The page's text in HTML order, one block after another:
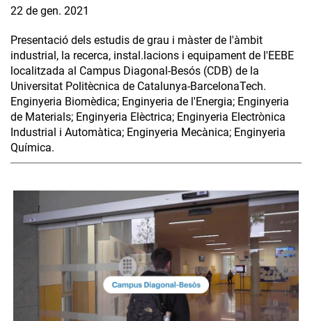
22 de gen. 2021
Presentació dels estudis de grau i màster de l'àmbit
industrial, la recerca, instal.lacions i equipament de l'EEBE
localitzada al Campus Diagonal-Besós (CDB) de la
Universitat Politècnica de Catalunya-BarcelonaTech.
Enginyeria Biomèdica; Enginyeria de l'Energia; Enginyeria
de Materials; Enginyeria Elèctrica; Enginyeria Electrònica
Industrial i Automàtica; Enginyeria Mecànica; Enginyeria
Química.